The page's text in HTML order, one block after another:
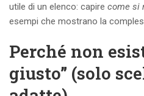
utile di un elenco: capire come si
esempi che mostrano la
Perché non
giusto” (solo